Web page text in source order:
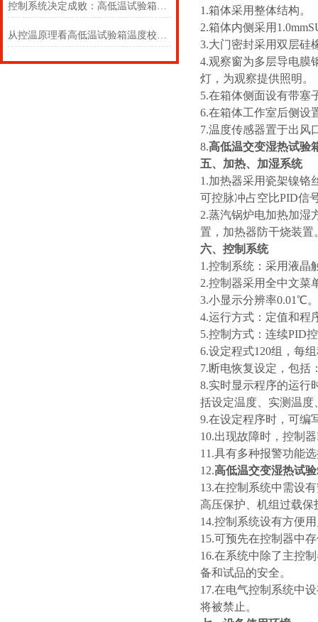
控制系统决定成败：高低温试验箱的 “大脑” 究竟有多强？
从控温原理看高低温试验箱温度校准的必要性
1.箱体采用整体结构。
2.箱体内侧采用
3.大门密封采用双层硅
4.观察窗为多层导电膜
灯，为观察提供照明。
5.在箱体侧面设有带塞
6.在箱体工作室后侧设
7.温度传感器置于出风
8.高低温交变湿热试验
五、加热、加湿系统
1.加热器采用瓷架镍铬
可控脉冲占空比PID信
2.蒸汽锅炉电加热加湿
置，加热器防干烧装置
六、控制系统
1.控制系统：采用液晶
2.控制器采用全中文
3.小显示分辨率
4.运行方式：定值和程
5.控制方式：连
6.设定程式120组，每
7.断电恢复设定，包括
8.实时显示程序的运
括设定温度、实测温
9.在设定程序时，可编
10.出现故障时，控制
11.具有多种报警功能
12.高低温交变湿热试
13.在控制系统中需设
高压保护、机组过载
14.控制系统设有方便
15.可预先在控制器中
16.在系统中除了主控
备和试品的安全。
17.在电气控制系统中
将被禁止。